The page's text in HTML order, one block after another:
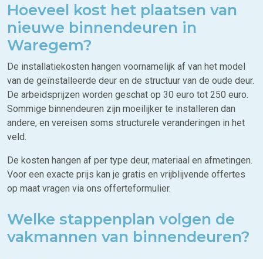
Hoeveel kost het plaatsen van
nieuwe binnendeuren in
Waregem?
De installatiekosten hangen voornamelijk af van het model
van de geïnstalleerde deur en de structuur van de oude deur.
De arbeidsprijzen worden geschat op 30 euro tot 250 euro.
Sommige binnendeuren zijn moeilijker te installeren dan
andere, en vereisen soms structurele veranderingen in het
veld.
De kosten hangen af per type deur, materiaal en afmetingen.
Voor een exacte prijs kan je gratis en vrijblijvende offertes
op maat vragen via ons offerteformulier.
Welke stappenplan volgen de
vakmannen van binnendeuren?